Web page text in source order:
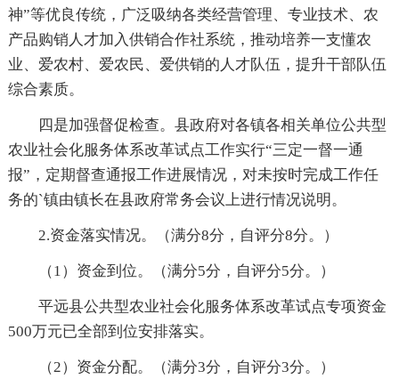
神”等优良传统，广泛吸纳各类经营管理、专业技术、农
产品购销人才加入供销合作社系统，推动培养一支懂农
业、爱农村、爱农民、爱供销的人才队伍，提升干部队伍
综合素质。
四是加强督促检查。县政府对各镇各相关单位公共型
农业社会化服务体系改革试点工作实行“三定一督一通
报”，定期督查通报工作进展情况，对未按时完成工作任
务的`镇由镇长在县政府常务会议上进行情况说明。
2.资金落实情况。（满分8分，自评分8分。）
（1）资金到位。（满分5分，自评分5分。）
平远县公共型农业社会化服务体系改革试点专项资金
500万元已全部到位安排落实。
（2）资金分配。（满分3分，自评分3分。）